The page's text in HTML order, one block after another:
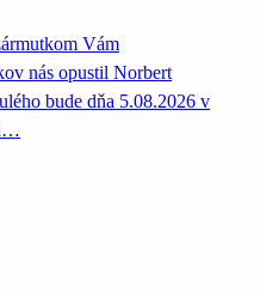
Vám
nás opustil Norbert
bude dňa 5.08.2026 v